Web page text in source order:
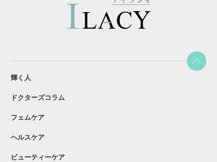
輝く人
ドクターズコラム
フェムケア
ヘルスケア
ビューティーケア